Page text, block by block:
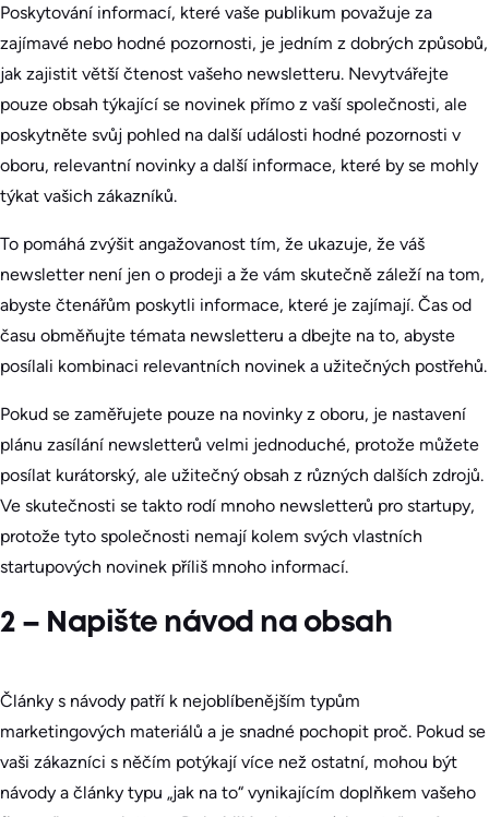
Poskytování informací, které vaše publikum považuje za
zajímavé nebo hodné pozornosti, je jedním z dobrých způsobů,
jak zajistit větší čtenost vašeho newsletteru. Nevytvářejte
pouze obsah týkající se novinek přímo z vaší společnosti, ale
poskytněte svůj pohled na další události hodné pozornosti v
oboru, relevantní novinky a další informace, které by se mohly
týkat vašich zákazníků.
To pomáhá zvýšit angažovanost tím, že ukazuje, že váš
newsletter není jen o prodeji a že vám skutečně záleží na tom,
abyste čtenářům poskytli informace, které je zajímají. Čas od
času obměňujte témata newsletteru a dbejte na to, abyste
posílali kombinaci relevantních novinek a užitečných postřehů.
Pokud se zaměřujete pouze na novinky z oboru, je nastavení
plánu zasílání newsletterů velmi jednoduché, protože můžete
posílat kurátorský, ale užitečný obsah z různých dalších zdrojů.
Ve skutečnosti se takto rodí mnoho newsletterů pro startupy,
protože tyto společnosti nemají kolem svých vlastních
startupových novinek příliš mnoho informací.
2 – Napište návod na obsah
Články s návody patří k nejoblíbenějším typům
marketingových materiálů a je snadné pochopit proč. Pokud se
vaši zákazníci s něčím potýkají více než ostatní, mohou být
návody a články typu „jak na to“ vynikajícím doplňkem vašeho